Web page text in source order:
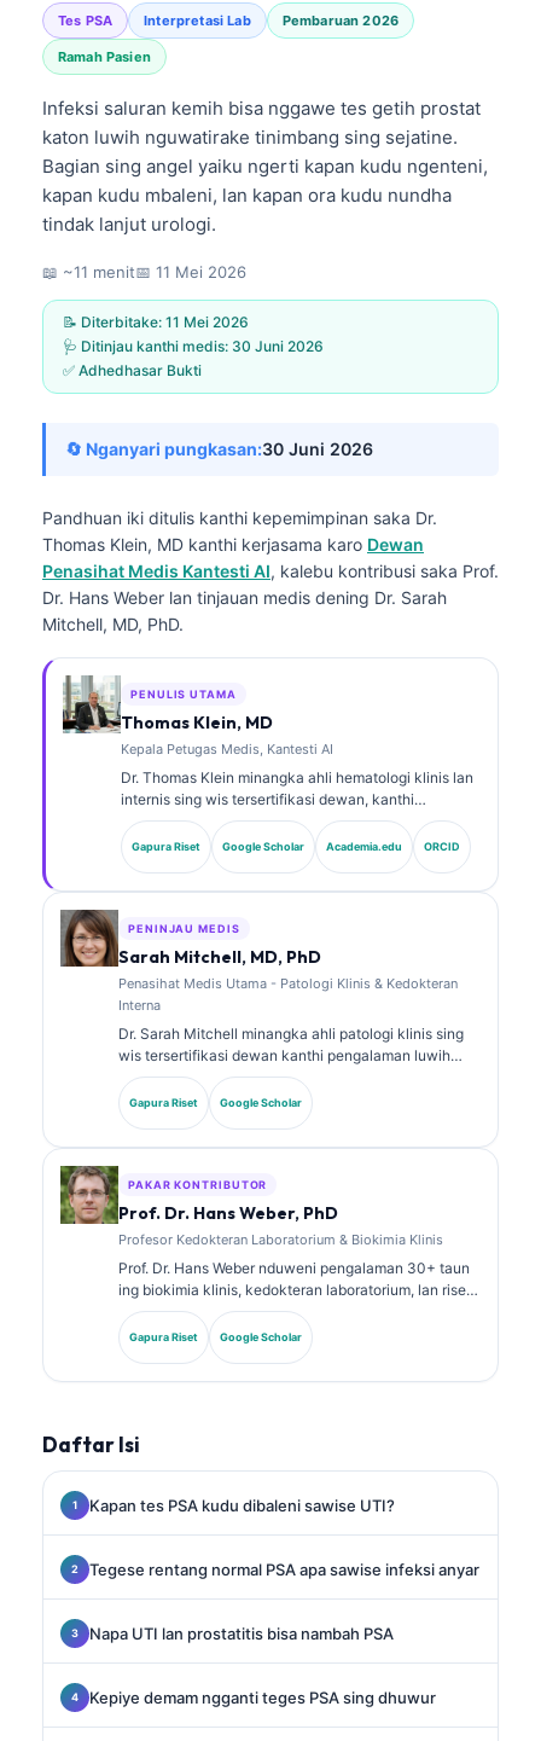
Tes PSA Interpretasi Lab Pembaruan 2026
Ramah Pasien
Infeksi saluran kemih bisa nggawe tes getih prostat
katon luwih nguwatirake tinimbang sing sejatine.
Bagian sing angel yaiku ngerti kapan kudu ngenteni,
kapan kudu mbaleni, lan kapan ora kudu nundha
tindak lanjut urologi.
📖 ~11 menit📅 11 Mei 2026
📝 Diterbitake: 11 Mei 2026
🩺 Ditinjau kanthi medis: 30 Juni 2026
✅ Adhedhasar Bukti
🔄 Nganyari pungkasan:30 Juni 2026
Pandhuan iki ditulis kanthi kepemimpinan saka Dr.
Thomas Klein, MD kanthi kerjasama karo Dewan
Penasihat Medis Kantesti AI, kalebu kontribusi saka Prof.
Dr. Hans Weber lan tinjauan medis dening Dr. Sarah
Mitchell, MD, PhD.
PENULIS UTAMA
Thomas Klein, MD
Kepala Petugas Medis, Kantesti AI
Dr. Thomas Klein minangka ahli hematologi klinis lan
internis sing wis tersertifikasi dewan, kanthi
pengalaman luwih saka 15 taun ing bidang
kedokteran laboratorium lan analisis klinis sing
dibantu AI. Minangka Chief Medical Officer ing
kepemilikan kasebut. Dr. Klein wis nerbitake akeh
babagan interpretasi biomarker lan diagnostik
Gapura Riset Google Scholar Academia.edu ORCID
PENINJAU MEDIS
Sarah Mitchell, MD, PhD
Penasihat Medis Utama - Patologi Klinis & Kedokteran
Interna
Dr. Sarah Mitchell minangka ahli patologi klinis sing
wis tersertifikasi dewan kanthi pengalaman luwih
saka 18 taun ing bidang kedokteran laboratorium lan
analisis diagnostik. Dheweke nduweni sertifikasi
spesialis ing kimia klinis lan wis akeh nerbitake
Gapura Riset Google Scholar
PAKAR KONTRIBUTOR
Prof. Dr. Hans Weber, PhD
Profesor Kedokteran Laboratorium & Biokimia Klinis
Prof. Dr. Hans Weber nduweni pengalaman 30+ taun
ing biokimia klinis, kedokteran laboratorium, lan riset
biomarker. Mantan Presiden saka German Society for
Clinical Chemistry, dheweke spesialis ing analisis
panel diagnostik, standarisasi biomarker, lan
Gapura Riset Google Scholar
Daftar Isi
Kapan tes PSA kudu dibaleni sawise UTI?
Tegese rentang normal PSA apa sawise infeksi anyar
Napa UTI lan prostatitis bisa nambah PSA
Kepiye demam ngganti teges PSA sing dhuwur